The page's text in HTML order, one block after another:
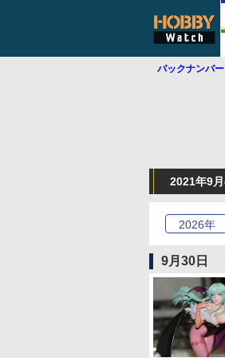
バックナンバー
2021年9
2026年
9月30日